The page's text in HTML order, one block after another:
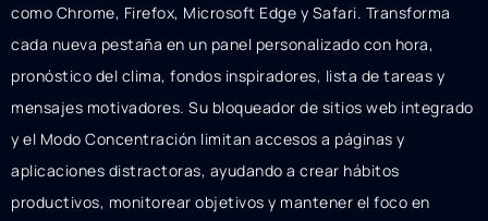
como Chrome, Firefox, Microsoft Edge y Safari. Transforma
cada nueva pestaña en un panel personalizado con hora,
pronóstico del clima, fondos inspiradores, lista de tareas y
mensajes motivadores. Su bloqueador de sitios web integrado
y el Modo Concentración limitan accesos a páginas y
aplicaciones distractoras, ayudando a crear hábitos
productivos, monitorear objetivos y mantener el foco en